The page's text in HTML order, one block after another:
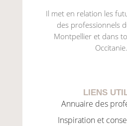
Il met en relation les
des professionnels
Montpellier et dans
Occitanie.
LIENS
Annuaire des
Inspiration et